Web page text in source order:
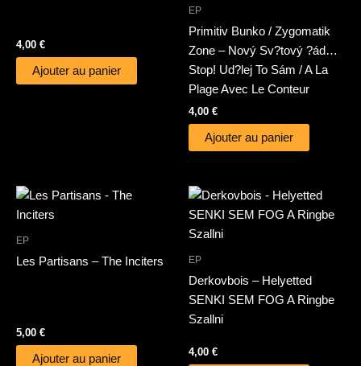
4,00 €
Ajouter au panier
EP
Primitiv Bunko / Zygomatik
Zone – Nový Sv?tový ?ád…
Stop! Ud?lej To Sám / A La
Plage Avec Le Conteur
4,00 €
Ajouter au panier
EP
Les Partisans – The Inciters
5,00 €
Ajouter au panier
EP
Derkovbois – Helyetted
SENKI SEM FOG A Ringbe
Szallni
4,00 €